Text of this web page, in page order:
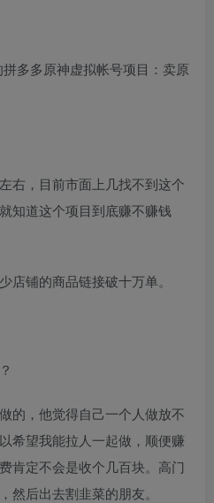
右，目前市面上几找不到这个
知道这个项目到底赚不赚钱
店铺的商品链接破十万单。
的，他觉得自己一个人做放不
希望我能拉人一起做，顺便赚
肯定不会是收个几百块。高门
然后出去割韭菜的朋友。